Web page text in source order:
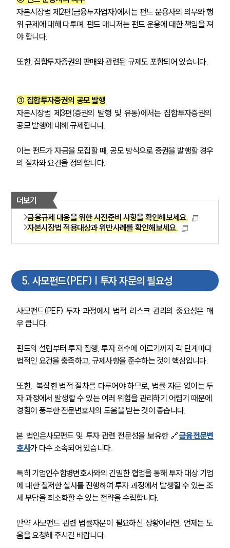
자본시장법 제2편(금융투자업자)에서는 펀드 운용사의 의무와 행
위 규제에 대해 다루며, 펀드 매니저는 펀드 운용에 대한 책임을 져
야 합니다.
또한, 집합투자증권의 판매와 관련된 규제도 포함되어 있습니다.
③ 집합투자증권의 공모 발행
자본시장법 제3편(증권의 발행 및 유통)에서는 집합투자증권의
공모 발행에 대해 규제합니다.
이는 펀드가 자금을 모집할 때, 공모 방식으로 증권을 발행할 경우
의 절차와 요건을 정의합니다.
더보기
금융규제 대응을 위한 사전준비 사항을 확인해보세요.
자본시장법 적용대상과 위반사례를 확인해보세요.
5. 사모펀드(PEF) | 투자 자문의 필요성
사모펀드(PEF) 투자 과정에서 법적 리스크 관리의 중요성은 매
우 큽니다.
펀드의 설립부터 투자 집행, 투자 회수에 이르기까지 각 단계마다
법적인 요건을 충족하고, 규제사항을 준수하는 것이 핵심입니다.
또한,  복잡한 법적 절차를 다루어야 하므로, 법률 자문 없이는 투
자 과정에서 발생할 수 있는 여러 위험을 관리하기 어렵기 때문에
경험이 풍부한 전문변호사의 도움을 받는 것이 좋습니다.
본 법인은사모펀드 및 투자 관련 전문성을 보유한 🔗금융전문변
호사가 다수 소속되어 있습니다.
특히 기업인수합병변호사와의 긴밀한 협업을 통해 투자 대상 기업
에 대한 철저한 실사를 진행하여 투자 과정에서 발생할 수 있는 조
세 부담을 최소화할 수 있는 전략을 수립합니다.
만약 사모펀드 관련 법률자문이 필요하신 상황이라면, 언제든 도
움을 요청해 주시길 바랍니다.